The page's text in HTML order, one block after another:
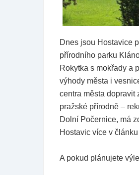
Dnes jsou Hostavice
přírodního parku
Rokytka s mokřady a
výhody města i
centra města dopravit
pražské přírodně –
Dolní Počernice, má
Hostavic více v článku
A pokud plánujete